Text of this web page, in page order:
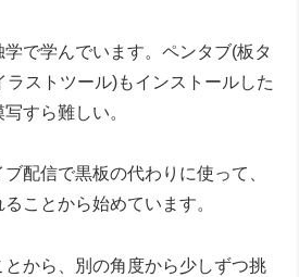
で学んでいます。ペンタブ(板タ
ラストツール)もインストールした
すら難しい。
配信で黒板の代わりに使って、
ことから始めています。
から、別の角度から少しずつ挑